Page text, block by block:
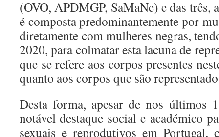
(OVO, APDMGP, SaMaNe) e das três,
é composta predominantemente por
diretamente com mulheres negras,
2020, para colmatar esta lacuna de
que se refere aos corpos presentes
quanto aos corpos que são
Desta forma, apesar de nos últimos
notável destaque social e académico
sexuais e reprodutivos em Portugal,